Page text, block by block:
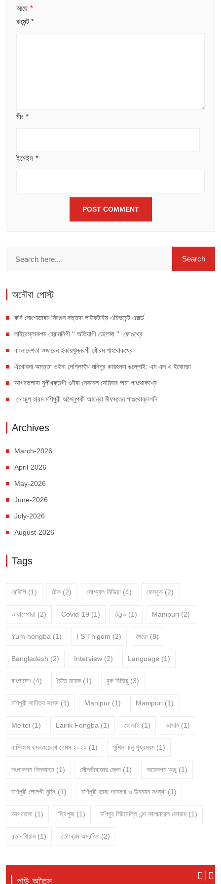
আছে *
কমেন্ট *
মীং *
ইমেইল *
অনৌবা পোস্ট
কবি নোংশাতাবম নিরঞ্জন দত্তদা লাইফটাইম এচিভমেন্ট এৱার্ড
লাইরেল্লাকপম হেরামনিগী '' অতিয়াগী তেলেঙ্গা '' ফোঙখ্রে
বাংলাদেশতা ওজারেন ইকায়খুম্নবগী থৌরম পাংথোকখ্রে
ঐখোয়না অমত্তা ওইনা লেপ্লিমখৈ মনিপুর কায়হনবা ঙল্লোই: এম এল এ ইবোমচা
আগরতলাদা নুপীখক্তগী ওইবা নেসনেল সেমিনার অমা পাংথোকখ্রে
নোংচুপ হারম মণিপুরী অশৈলুপকী অহান্বা মীফমলেন পাঙথোক্লগনি
Archives
March-2026
April-2026
May-2026
June-2026
July-2026
August-2026
Tags
রেসিপি (1) টেক (2) সোশ্যাল মিডিয়া (4) ফেসবুক (2)
ডায়াস্পোরা (2) Covid-19 (1) ট্রেন্ড (1) Manipuri (2)
Yum hongba (1) I S Thigom (2) শৈরেং (8)
Bangladesh (2) Interview (2) Language (1)
বাংলাদেশ (4) মৈতৈ ময়েক (1) বুক রিভিয়ু (3)
মণিপুরী সাহিত্য সংসদ (1) Manipur (1) Manipuri (1)
Meitei (1) Lairik Fongba (1) হোজাই (1) আসাম (1)
বার্মিংহাম কমনওয়েল্থ গেমস ২০২২ (1) সুশিলা চনু পুখ্রম্বম (1)
শংলাকপম নিলকান্ত (1) মৌলভীবাজার জেলা (1) অয়েকপম অঞ্জু (1)
মণিপুরী লোলগী নুমিৎ (1) মণিপুরী ভাষা গবেষণা ও উন্নয়ন সংস্থা (1)
আগরতলা (1) ত্রিপুরা (1) মণিপুর লিটরেল্লি এন্দ কালচারেল ফোরাম (1)
রতন থিয়াম (1) তোংব্রম অমরজিৎ (2)
পাউ অতৈসু